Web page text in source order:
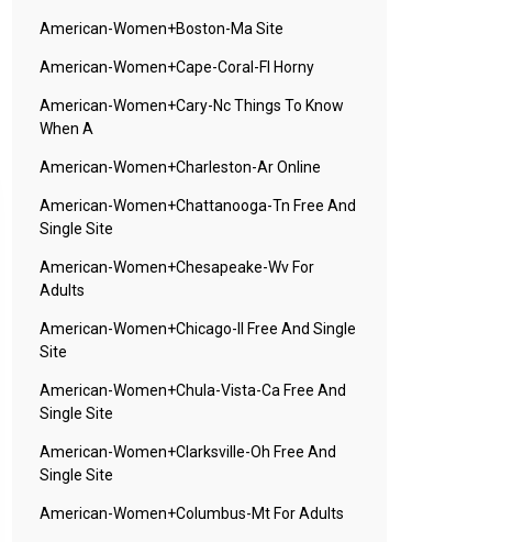
American-Women+boston-Ma Site
American-Women+cape-Coral-Fl Horny
American-Women+cary-Nc Things To Know
When A
American-Women+charleston-Ar Online
American-Women+chattanooga-Tn Free And
Single Site
American-Women+chesapeake-Wv For
Adults
American-Women+chicago-Il Free And Single
Site
American-Women+chula-Vista-Ca Free And
Single Site
American-Women+clarksville-Oh Free And
Single Site
American-Women+columbus-Mt For Adults